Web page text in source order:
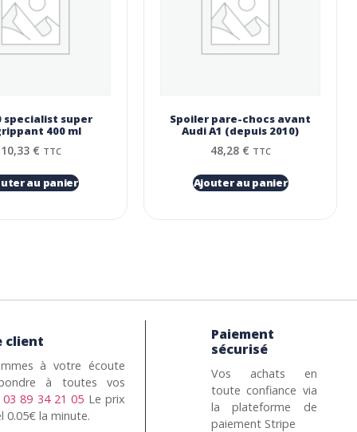
specialist super
400 ml
10,33 € TTC
au panier
Spoiler pare-chocs avant
Audi A1 (depuis 2010)
48,28 € TTC
Ajouter au panier
client
à votre écoute
à toutes vos
03 89 34 21 05 Le prix
0.05€ la minute.
Paiement
sécurisé
Vos achats en
toute confiance via
la plateforme de
paiement Stripe